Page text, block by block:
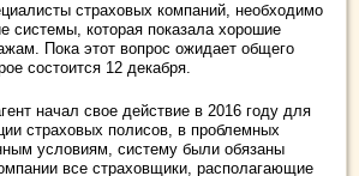
страховых компаний, необходимо
системы, которая показала хорошие
Пока этот вопрос ожидает общего
состоится 12 декабря.
начал свое действие в 2016 году для
страховых полисов, в проблемных
условиям, систему были обязаны
все страховщики, располагающие